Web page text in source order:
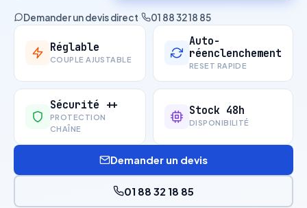
Demander un devis direct· 01 88 32 18 85
Réglable
COUPLE AJUSTABLE
Auto-
réenclenchement
RESET RAPIDE
Sécurité ++
PROTECTION
CHAÎNE
Stock 48h
DISPONIBILITÉ
Demander un devis
01 88 32 18 85